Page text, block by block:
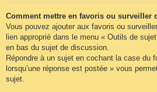
Comment mettre en favoris ou surveiller
Vous pouvez ajouter aux favoris ou
lien approprié dans le menu « Outils de
en bas du sujet de discussion.
Répondre à un sujet en cochant la case du
lorsqu’une réponse est postée » vous
sujet.